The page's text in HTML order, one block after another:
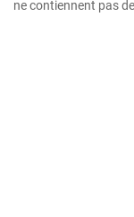
ne contiennent pas